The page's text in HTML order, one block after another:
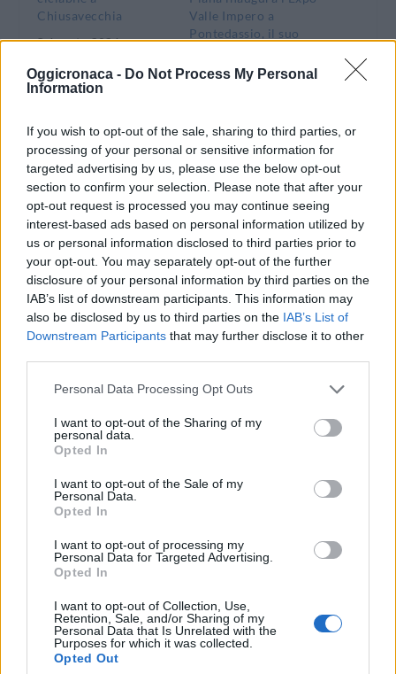
Oggicronaca - Do Not Process My Personal
Information
If you wish to opt-out of the sale, sharing to third parties, or
processing of your personal or sensitive information for
targeted advertising by us, please use the below opt-out
section to confirm your selection. Please note that after your
opt-out request is processed you may continue seeing
interest-based ads based on personal information utilized by
us or personal information disclosed to third parties prior to
your opt-out. You may separately opt-out of the further
disclosure of your personal information by third parties on the
IAB’s list of downstream participants. This information may
also be disclosed by us to third parties on the IAB’s List of
Downstream Participants that may further disclose it to other
Personal Data Processing Opt Outs
I want to opt-out of the Sharing of my
personal data.
Opted In
I want to opt-out of the Sale of my
Personal Data.
Opted In
I want to opt-out of processing my
Personal Data for Targeted Advertising.
Opted In
I want to opt-out of Collection, Use,
Retention, Sale, and/or Sharing of my
Personal Data that Is Unrelated with the
Purposes for which it was collected.
Opted Out
Chiusavecchia
3 Agosto 2024
Valle Impero a
Pontedassio, il suo
31 Maggio 2025
A Chiusavecchia
inaugurata una nuova
pista ciclabile e
pedonale
18 Ottobre 2025
In "Ponente Ligure"
VALUTARE: